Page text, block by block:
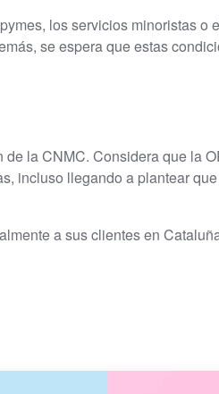
los servicios minoristas o
se espera que estas
la CNMC. Considera que la
incluso llegando a plantear
a sus clientes en